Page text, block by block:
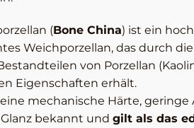
(Bone China) ist ein
Weichporzellan, das durch
von Porzellan
Eigenschaften erhält.
mechanische Härte,
bekannt und gilt als das